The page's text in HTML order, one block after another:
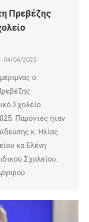
Πρεβέζης
04/04/2025
ο
Σχολείο
Παρόντες ήταν
κ. Ηλίας
κα Ελένη
Σχολείου.